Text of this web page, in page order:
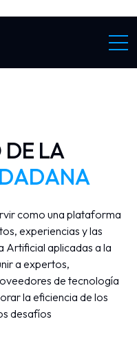
DE LA
como una plataforma
experiencias y las
Artificial aplicadas a la
a expertos,
de tecnología
la eficiencia de los
desafíos